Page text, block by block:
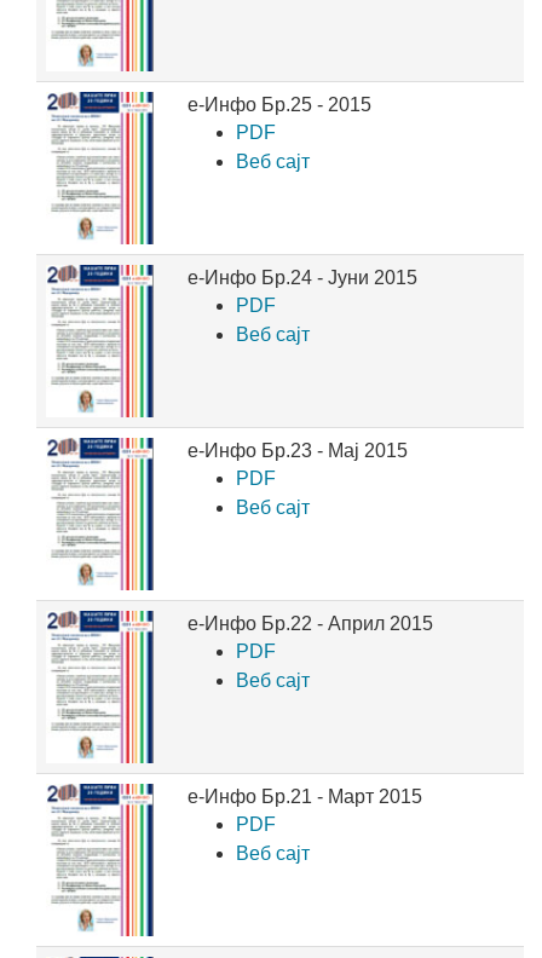
е-Инфо Бр.25 - 2015
PDF
Веб сајт
е-Инфо Бр.24 - Јуни 2015
PDF
Веб сајт
е-Инфо Бр.23 - Мај 2015
PDF
Веб сајт
е-Инфо Бр.22 - Април 2015
PDF
Веб сајт
е-Инфо Бр.21 - Март 2015
PDF
Веб сајт